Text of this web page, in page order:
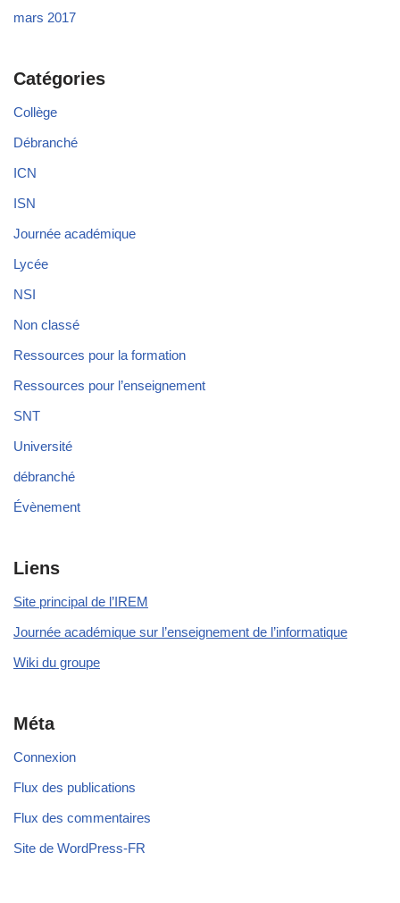
mars 2017
Catégories
Collège
Débranché
ICN
ISN
Journée académique
Lycée
NSI
Non classé
Ressources pour la formation
Ressources pour l’enseignement
SNT
Université
débranché
Évènement
Liens
Site principal de l’IREM
Journée académique sur l’enseignement de l’informatique
Wiki du groupe
Méta
Connexion
Flux des publications
Flux des commentaires
Site de WordPress-FR